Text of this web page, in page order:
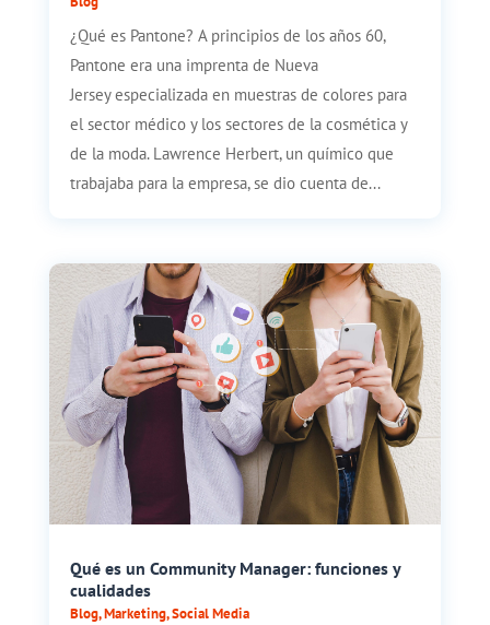
¿Qué es Pantone? A principios de los años 60,
Pantone era una imprenta de Nueva
Jersey especializada en muestras de colores para
el sector médico y los sectores de la cosmética y
de la moda. Lawrence Herbert, un químico que
trabajaba para la empresa, se dio cuenta de...
Qué es un Community Manager: funciones y
cualidades
Blog,Marketing,Social Media